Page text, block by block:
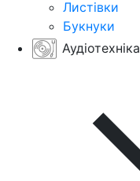
Листівки
Букнуки
Аудіотехніка